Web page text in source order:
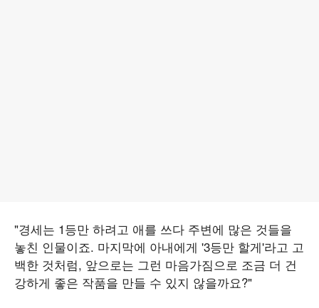
"경세는 1등만 하려고 애를 쓰다 주변에 많은 것들을
놓친 인물이죠. 마지막에 아내에게 '3등만 할게'라고 고
백한 것처럼, 앞으로는 그런 마음가짐으로 조금 더 건
강하게 좋은 작품을 만들 수 있지 않을까요?"